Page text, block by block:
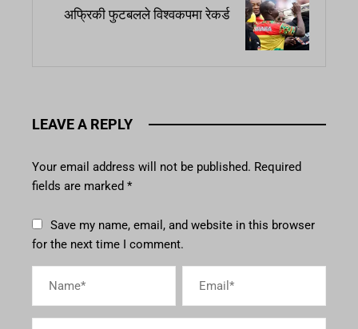
अफ्रिकी फुटबलले विश्वकपमा रेकर्ड
LEAVE A REPLY
Your email address will not be published. Required
fields are marked *
Save my name, email, and website in this browser
for the next time I comment.